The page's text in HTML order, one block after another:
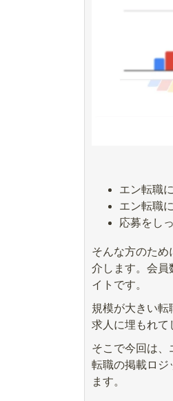
エン転職
エン転職
応募をし
そんな方のため
介します。会員
イトです。
規模が大きい
求人に埋もれて
そこで今回は、
転職の掲載ロジ
ます。